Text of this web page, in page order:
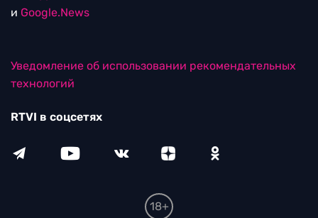
и Google.News
Уведомление об использовании рекомендательных
технологий
RTVI в соцсетях
18+